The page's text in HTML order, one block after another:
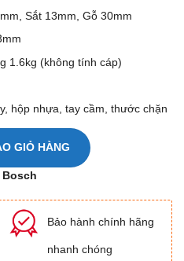
Sắt 13mm, Gỗ 30mm
1.6kg (không tính cáp)
hộp nhựa, tay cầm, thước chặn
16 RE số lượng
GIỎ HÀNG
Bảo hành chính hãng
nhanh chóng